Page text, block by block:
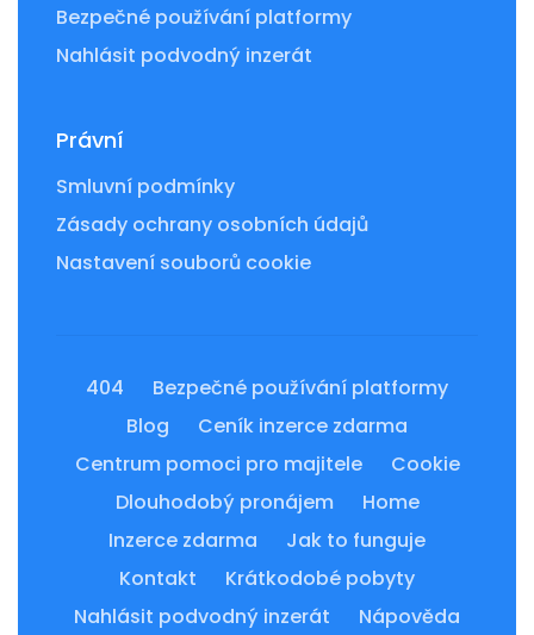
Bezpečné používání platformy
Nahlásit podvodný inzerát
Právní
Smluvní podmínky
Zásady ochrany osobních údajů
Nastavení souborů cookie
404
Bezpečné používání platformy
Blog
Ceník inzerce zdarma
Centrum pomoci pro majitele
Cookie
Dlouhodobý pronájem
Home
Inzerce zdarma
Jak to funguje
Kontakt
Krátkodobé pobyty
Nahlásit podvodný inzerát
Nápověda